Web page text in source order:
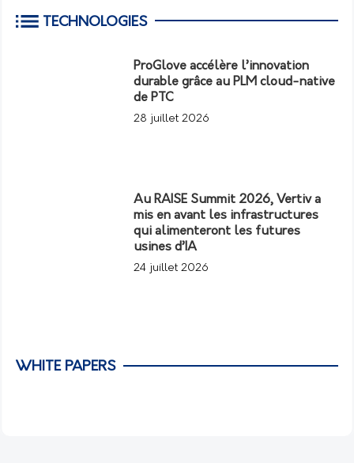
TECHNOLOGIES
ProGlove accélère l’innovation
durable grâce au PLM cloud-native
de PTC
28 juillet 2026
Au RAISE Summit 2026, Vertiv a
mis en avant les infrastructures
qui alimenteront les futures
usines d’IA
24 juillet 2026
WHITE PAPERS